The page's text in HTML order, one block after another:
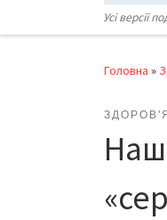
Усі версії
Головна »
ЗДОРОВ'Я